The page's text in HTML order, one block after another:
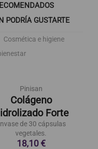
PODRÍA GUSTARTE
Cosmética e higiene
Pinisan
Colágeno
Forte
de 30 cápsulas
vegetales.
18,10 €